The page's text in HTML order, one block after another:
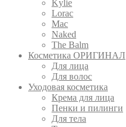
Kylie
Lorac
Mac
Nаked
The Balm
Косметика ОРИГИНАЛ
Для лица
Для волос
Уходовая косметика
Крема для лица
Пенки и пилинги
Для тела